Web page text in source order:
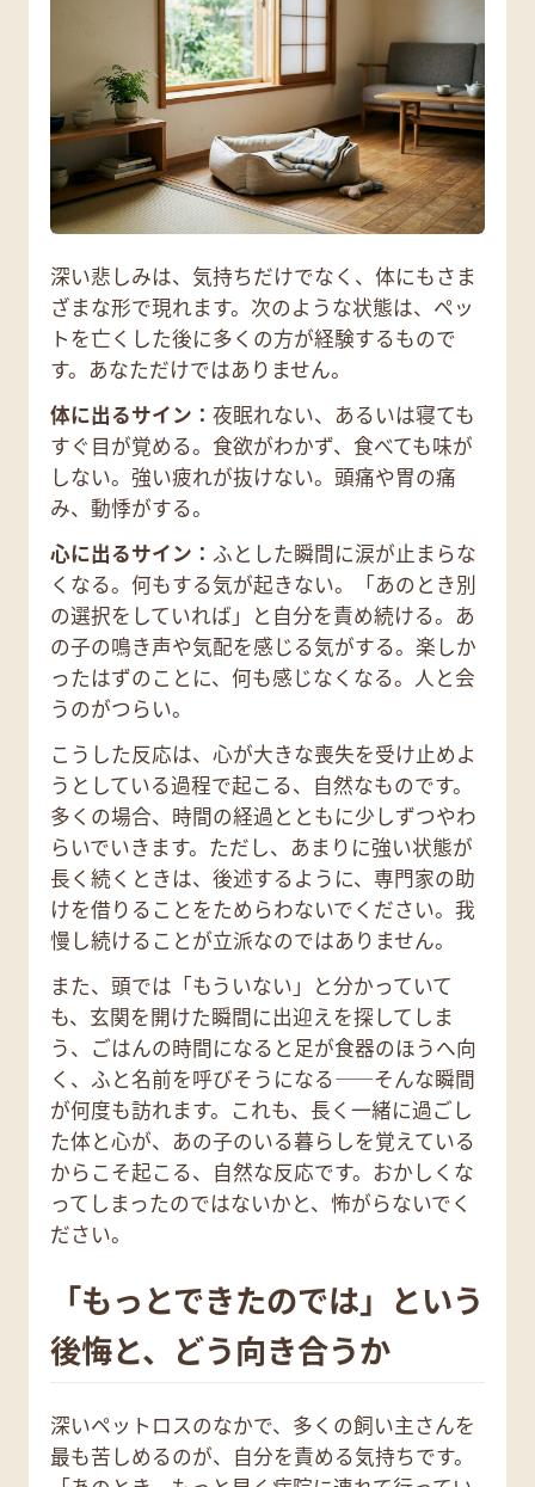
深い悲しみは、気持ちだけでなく、体にもさま
ざまな形で現れます。次のような状態は、ペッ
トを亡くした後に多くの方が経験するもので
す。あなただけではありません。
体に出るサイン： 夜眠れない、あるいは寝ても
すぐ目が覚める。食欲がわかず、食べても味が
しない。強い疲れが抜けない。頭痛や胃の痛
み、動悸がする。
心に出るサイン： ふとした瞬間に涙が止まらな
くなる。何もする気が起きない。「あのとき別
の選択をしていれば」と自分を責め続ける。あ
の子の鳴き声や気配を感じる気がする。楽しか
ったはずのことに、何も感じなくなる。人と会
うのがつらい。
こうした反応は、心が大きな喪失を受け止めよ
うとしている過程で起こる、自然なものです。
多くの場合、時間の経過とともに少しずつやわ
らいでいきます。ただし、あまりに強い状態が
長く続くときは、後述するように、専門家の助
けを借りることをためらわないでください。我
慢し続けることが立派なのではありません。
また、頭では「もういない」と分かっていて
も、玄関を開けた瞬間に出迎えを探してしま
う、ごはんの時間になると足が食器のほうへ向
く、ふと名前を呼びそうになる——そんな瞬間
が何度も訪れます。これも、長く一緒に過ごし
た体と心が、あの子のいる暮らしを覚えている
からこそ起こる、自然な反応です。おかしくな
ってしまったのではないかと、怖がらないでく
ださい。
「もっとできたのでは」という
後悔と、どう向き合うか
深いペットロスのなかで、多くの飼い主さんを
最も苦しめるのが、自分を責める気持ちです。